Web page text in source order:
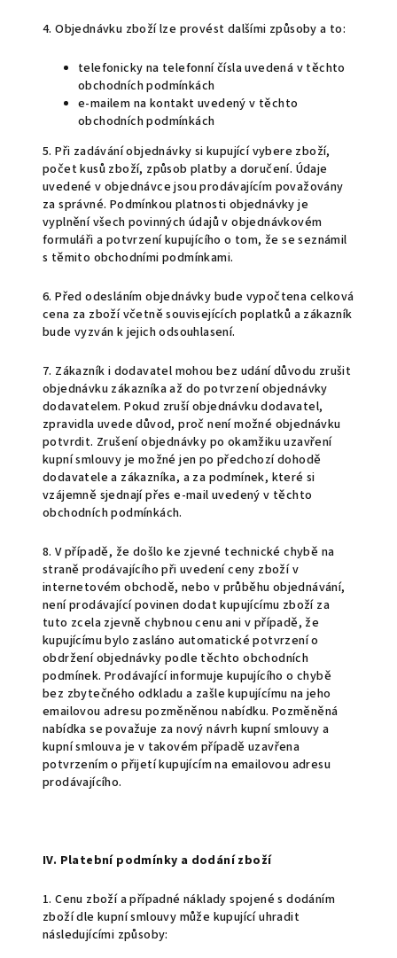
4. Objednávku zboží lze provést dalšími způsoby a to:
telefonicky na telefonní čísla uvedená v těchto
obchodních podmínkách
e-mailem na kontakt uvedený v těchto
obchodních podmínkách
5. Při zadávání objednávky si kupující vybere zboží,
počet kusů zboží, způsob platby a doručení. Údaje
uvedené v objednávce jsou prodávajícím považovány
za správné. Podmínkou platnosti objednávky je
vyplnění všech povinných údajů v objednávkovém
formuláři a potvrzení kupujícího o tom, že se seznámil
s těmito obchodními podmínkami.
6. Před odesláním objednávky bude vypočtena celková
cena za zboží včetně souvisejících poplatků a zákazník
bude vyzván k jejich odsouhlasení.
7. Zákazník i dodavatel mohou bez udání důvodu zrušit
objednávku zákazníka až do potvrzení objednávky
dodavatelem. Pokud zruší objednávku dodavatel,
zpravidla uvede důvod, proč není možné objednávku
potvrdit. Zrušení objednávky po okamžiku uzavření
kupní smlouvy je možné jen po předchozí dohodě
dodavatele a zákazníka, a za podmínek, které si
vzájemně sjednají přes e-mail uvedený v těchto
obchodních podmínkách.
8. V případě, že došlo ke zjevné technické chybě na
straně prodávajícího při uvedení ceny zboží v
internetovém obchodě, nebo v průběhu objednávání,
není prodávající povinen dodat kupujícímu zboží za
tuto zcela zjevně chybnou cenu ani v případě, že
kupujícímu bylo zasláno automatické potvrzení o
obdržení objednávky podle těchto obchodních
podmínek. Prodávající informuje kupujícího o chybě
bez zbytečného odkladu a zašle kupujícímu na jeho
emailovou adresu pozměněnou nabídku. Pozměněná
nabídka se považuje za nový návrh kupní smlouvy a
kupní smlouva je v takovém případě uzavřena
potvrzením o přijetí kupujícím na emailovou adresu
prodávajícího.
IV. Platební podmínky a dodání zboží
1. Cenu zboží a případné náklady spojené s dodáním
zboží dle kupní smlouvy může kupující uhradit
následujícími způsoby: